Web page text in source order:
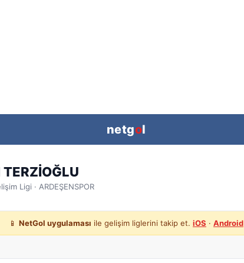
netgol
TERZİOĞLU
Ligi · ARDEŞENSPOR
📱 NetGol uygulaması ile gelişim liglerini takip et. iOS · Android